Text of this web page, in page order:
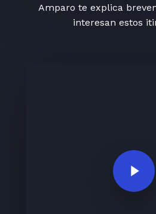
Amparo te explica
interesan estos
Play Video